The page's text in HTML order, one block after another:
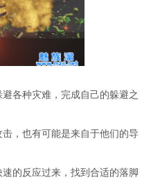
各种灾难，完成自己的躲避之
，也有可能是来自于他们的导
的反应过来，找到合适的落脚